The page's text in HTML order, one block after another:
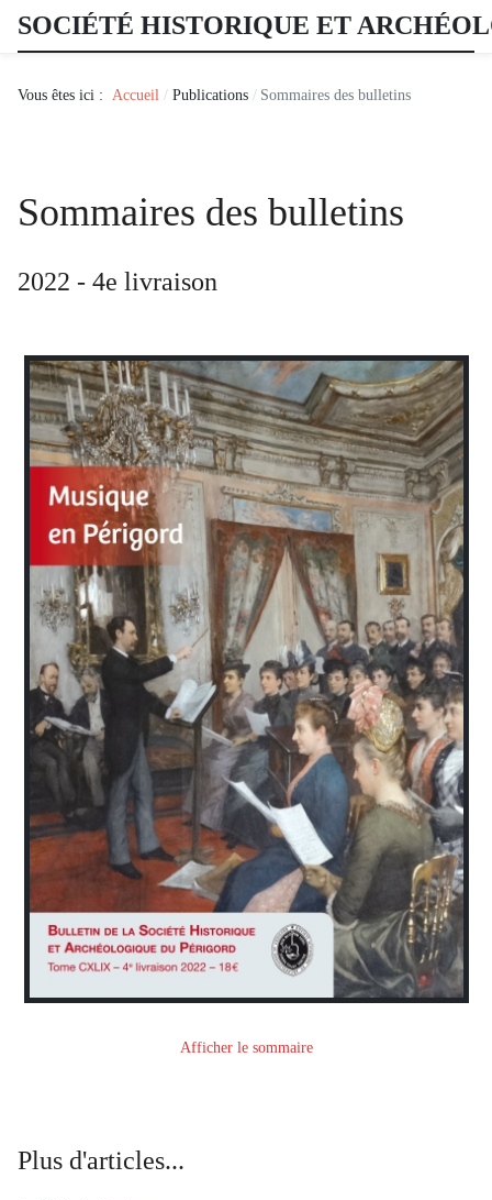
SOCIÉTÉ HISTORIQUE ET
Vous êtes ici : Accueil Publications Sommaires des bulletins
Sommaires des bulletins
2022 - 4e livraison
Afficher le sommaire
Plus d'articles...